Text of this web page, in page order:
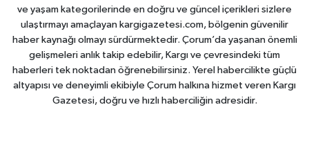
ve yaşam kategorilerinde en doğru ve güncel içerikleri sizlere
ulaştırmayı amaçlayan kargigazetesi.com, bölgenin güvenilir
haber kaynağı olmayı sürdürmektedir. Çorum’da yaşanan önemli
gelişmeleri anlık takip edebilir, Kargı ve çevresindeki tüm
haberleri tek noktadan öğrenebilirsiniz. Yerel habercilikte güçlü
altyapısı ve deneyimli ekibiyle Çorum halkına hizmet veren Kargı
Gazetesi, doğru ve hızlı haberciliğin adresidir.